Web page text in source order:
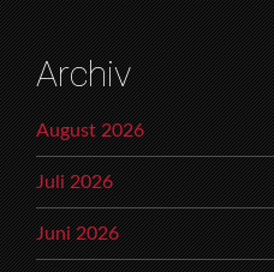
Archiv
August 2026
Juli 2026
Juni 2026